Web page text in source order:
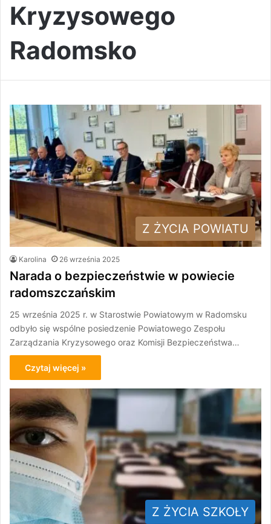
Kryzysowego
Radomsko
Z ŻYCIA POWIATU
Karolina 26 września 2025
Narada o bezpieczeństwie w powiecie
radomszczańskim
25 września 2025 r. w Starostwie Powiatowym w Radomsku
odbyło się wspólne posiedzenie Powiatowego Zespołu
Zarządzania Kryzysowego oraz Komisji Bezpieczeństwa…
Czytaj więcej »
Z ŻYCIA SZKOŁY